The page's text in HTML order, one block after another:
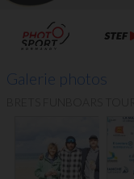
Galerie photos